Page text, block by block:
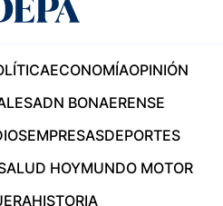
ECONOMÍAOPINIÓN
ADN BONAERENSE
EMPRESASDEPORTES
HOYMUNDO MOTOR
HISTORIA